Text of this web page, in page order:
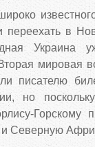
переехать в
Украина
мировая
писателю
но
Горскому
Северную